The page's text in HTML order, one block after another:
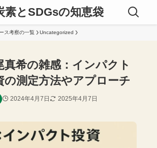
素とSDGsの知恵袋
ス考察の一覧 Uncategorized
真希の雑感：インパクト
の測定方法やアプローチ
2024年4月7日 2025年4月7日